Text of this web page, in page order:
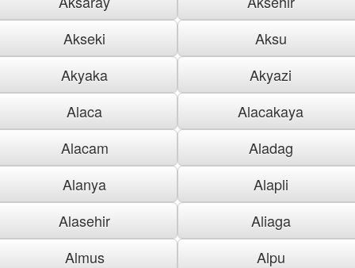
Akseki
Aksu
Akyaka
Akyazi
Alaca
Alacakaya
Alacam
Aladag
Alanya
Alapli
Alasehir
Aliaga
Almus
Alpu